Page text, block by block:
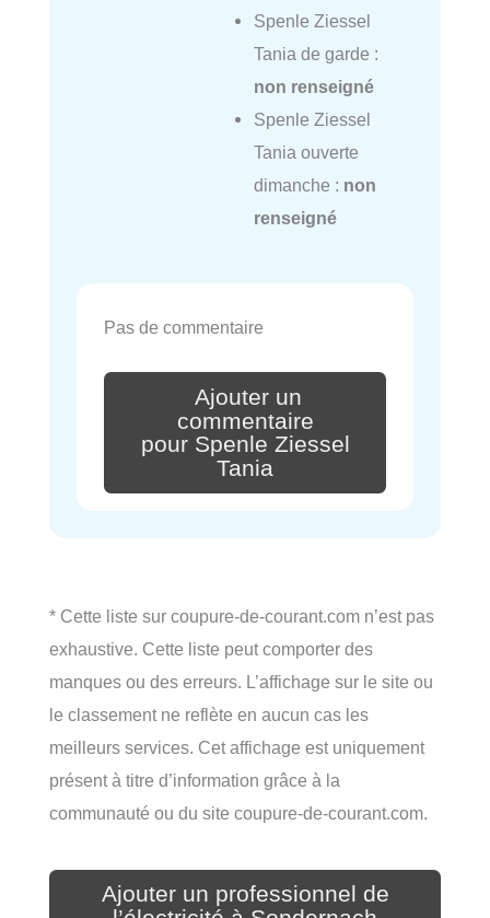
Spenle Ziessel
Tania de garde :
non renseigné
Spenle Ziessel
Tania ouverte
dimanche : non
renseigné
Pas de commentaire
Ajouter un
commentaire
pour Spenle Ziessel
Tania
* Cette liste sur coupure-de-courant.com n’est pas
exhaustive. Cette liste peut comporter des
manques ou des erreurs. L’affichage sur le site ou
le classement ne reflète en aucun cas les
meilleurs services. Cet affichage est uniquement
présent à titre d’information grâce à la
communauté ou du site coupure-de-courant.com.
Ajouter un professionnel de